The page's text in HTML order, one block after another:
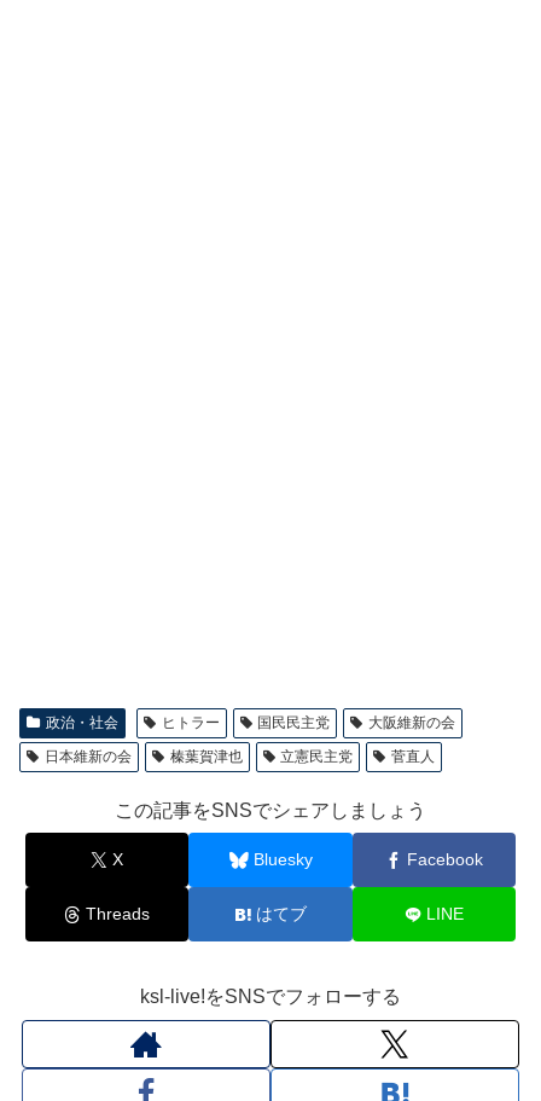
政治・社会 ヒトラー 国民民主党
大阪維新の会
日本維新の会
榛葉賀津也 立憲民主党 菅直人
この記事をSNSでシェアしましょう
X Bluesky Facebook
Threads はてブ LINE
ksl-live!をSNSでフォローする